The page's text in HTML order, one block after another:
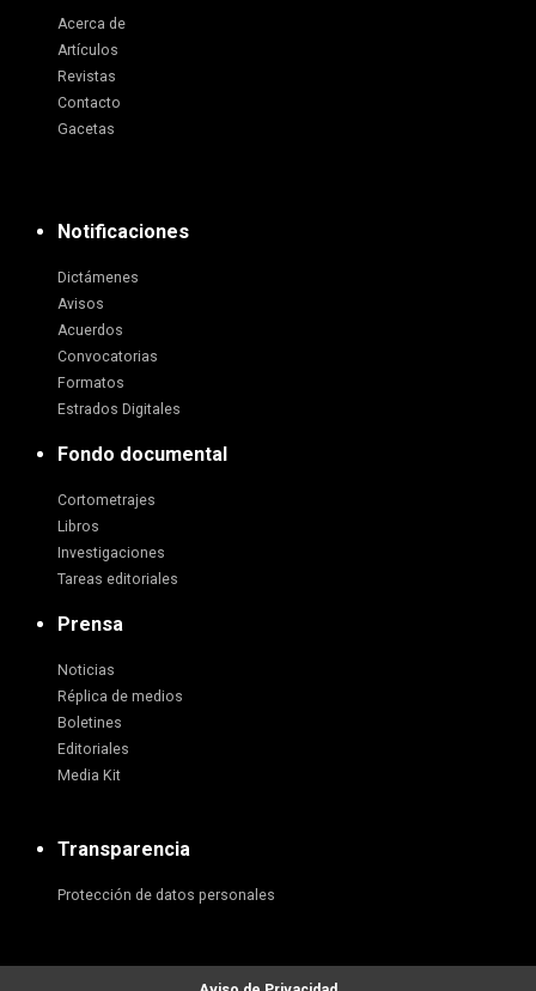
Acerca de
Artículos
Revistas
Contacto
Gacetas
Notificaciones
Dictámenes
Avisos
Acuerdos
Convocatorias
Formatos
Estrados Digitales
Fondo documental
Cortometrajes
Libros
Investigaciones
Tareas editoriales
Prensa
Noticias
Réplica de medios
Boletines
Editoriales
Media Kit
Transparencia
Protección de datos personales